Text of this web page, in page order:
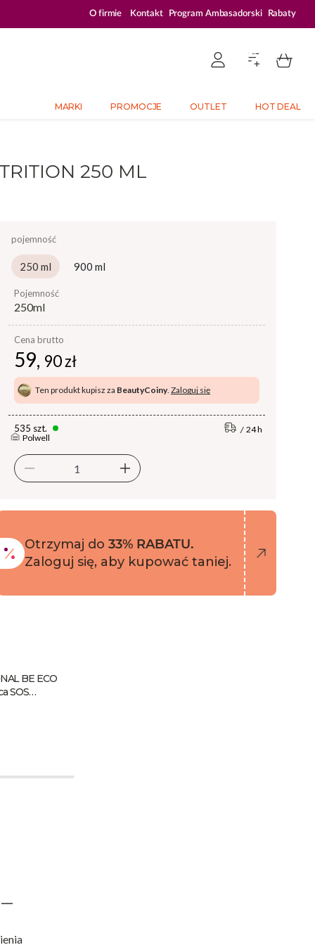
ZALOGUJ SIĘ I KUPUJ TANIEJ – AŻ 33% ZNIŻKI
O firmie Kontakt Program Ambasadorski Rabaty
MARKI PROMOCJE OUTLET HOT DEAL
250 ML
pojemność
250 ml 900 ml
pojemność
250ml
Cena brutto
59, 90 zł
Ten produkt kupisz za BeautyCoiny. Zaloguj się
535 szt.
Polwell
24 h
Otrzymaj do 33% RABATU.
Zaloguj się, aby kupować taniej.
BE ECO
SOS